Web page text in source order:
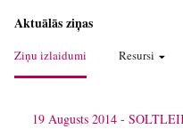
Aktuālās ziņas
Ziņu izlaidumi Resursi
19 Augusts 2014 -